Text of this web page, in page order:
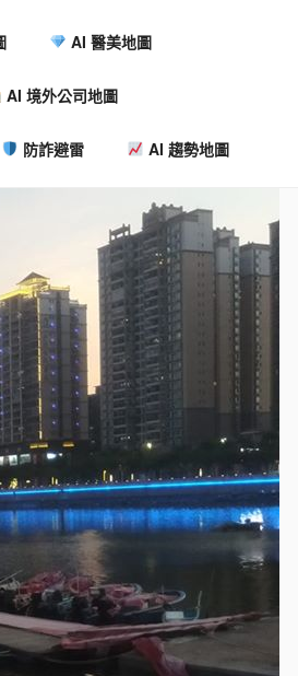
AI 醫美地圖
AI 境外公司地圖
防詐避雷 AI 趨勢地圖